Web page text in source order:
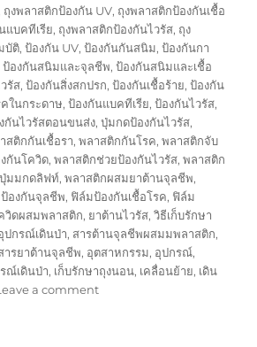
ถุงพลาสติกป้องกัน UV, ถุงพลาสติกป้องกันเชื้อ
แบคทีเรีย, ถุงพลาสติกป้องกันไวรัส, ถุง
บัติ,ป้องกัน UV,ป้องกันกันสนิม,ป้องกันกา
ป้องกันสนิมและจุลชีพ,ป้องกันสนิมและเชื้อ
รัส,ป้องกันสิ่งสกปรก,ป้องกันเชื้อร้าย,ป้องกัน
ในกระดาษ,ป้องกันแบคทีเรีย,ป้องกันไวรัส,
กันไวรัสตอนขนส่ง,ปุ่มกดป้องกันไวรัส,
สติกกันเชื้อรา,พลาสติกกันโรค,พลาสติกจับ
กันโควิด,พลาสติกช่วยป้องกันไวรัส,พลาสติก
มมกดลิฟท์,พลาสติกผสมยาต้านจุลชีพ,
องกันจุลชีพ, ฟิล์มป้องกันเชื้อโรค, ฟิล์ม
วิดผสมพลาสติก, ยาต้านไวรัส,วิธีเก็บรักษา
ปกรณ์เดินป่า, สารต้านจุลชีพผสมมพลาสติก,
ารยาต้านจุลชีพ, อุตสาหกรรม, อุปกรณ์,
ณ์เดินป่า, เก็บรักษาถุงนอน, เคลื่อนย้าย, เดิน
a commenton